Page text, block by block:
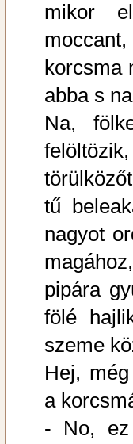
mikor
korcsma
abba s
Na,
tű
nagyot
pipára
fölé
szeme
Hej,
a
- No, ez